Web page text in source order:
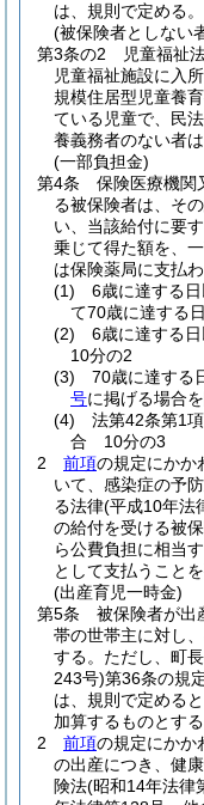
は、規則で定める。
(被保険者としない
第3条の2
児童福祉
児童福祉施設に入
規模住居型児童養
ている児童で、民法
養義務者のない者
(一部負担金)
第4条
保険医療機関
る被保険者は、そ
い、当該給付に要
乗じて得た額を、
は保険薬局に支払
(1)
6歳に達する
て70歳に達する
(2)
6歳に達する
10分の2
(3)
70歳に達する
号に掲げる場合
(4)
法第42条第1
合 10分の3
2
前項の規定にかか
いて、感染症の予
る法律(平成10年法
の給付を受ける被
ら公費負担に相当
として支払うことを
(出産育児一時金)
第5条
被保険者が出
帯の世帯主に対し
する。 ただし、町
243号)第36条の規
は、規則で定める
加算するものとする
2
前項の規定にかか
の出産につき、健
険法(昭和14年法律